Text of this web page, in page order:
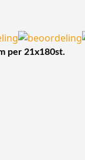
per 21x180st.